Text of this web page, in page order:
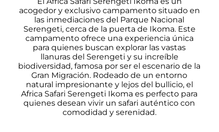
acogedor y exclusivo campamento situado en
las inmediaciones del Parque Nacional
Serengeti, cerca de la puerta de Ikoma. Este
campamento ofrece una experiencia única
para quienes buscan explorar las vastas
llanuras del Serengeti y su increíble
biodiversidad, famosa por ser el escenario de la
Gran Migración. Rodeado de un entorno
natural impresionante y lejos del bullicio, el
Africa Safari Serengeti Ikoma es perfecto para
quienes desean vivir un safari auténtico con
comodidad y serenidad.